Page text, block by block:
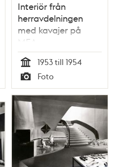
Interiör från
herravdelningen
med kavajer på
MEA
Tid
1953 till 1954
Typ
Foto